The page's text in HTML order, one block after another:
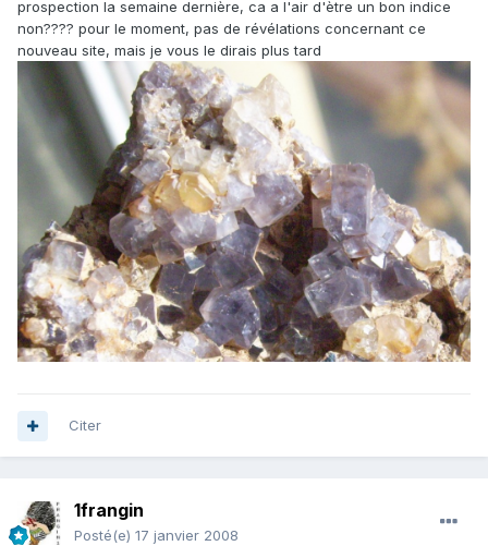
prospection la semaine dernière, ca a l'air d'ètre un bon indice
non???? pour le moment, pas de révélations concernant ce
nouveau site, mais je vous le dirais plus tard
Citer
1frangin
Posté(e) 17 janvier 2008